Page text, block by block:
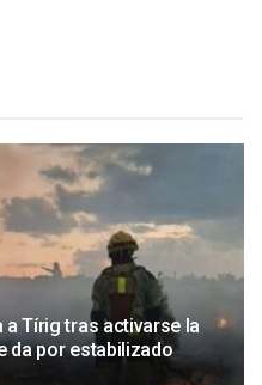
Tírig tras activarse la
da por estabilizado